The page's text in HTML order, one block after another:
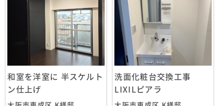
和室を洋室に 半スケルト
ン仕上げ
洗面化粧台交換工事
LIXILピアラ